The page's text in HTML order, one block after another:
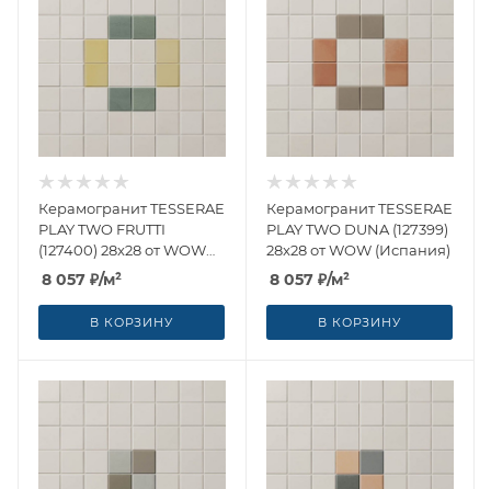
Керамогранит TESSERAE
PLAY TWO FRUTTI
(127400) 28x28 от WOW
(Испания)
8 057 ₽/м²
В КОРЗИНУ
Керамогранит TESSERAE
PLAY TWO DUNA (127399)
28x28 от WOW (Испания)
8 057 ₽/м²
В КОРЗИНУ